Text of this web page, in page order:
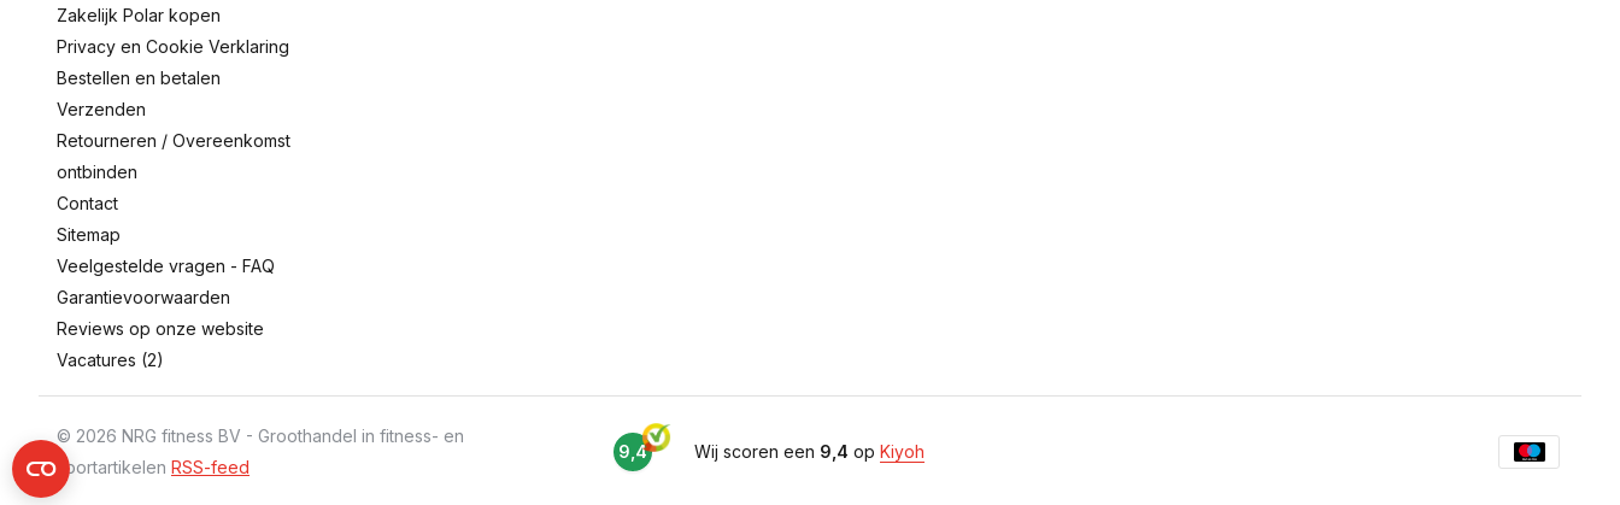
Zakelijk Polar kopen
Privacy en Cookie Verklaring
Bestellen en betalen
Verzenden
Retourneren / Overeenkomst
ontbinden
Contact
Sitemap
Veelgestelde vragen - FAQ
Garantievoorwaarden
Reviews op onze website
Vacatures (2)
© 2026 NRG fitness BV - Groothandel in fitness- en
sportartikelen RSS-feed
9,4 Wij scoren een 9,4 op Kiyoh